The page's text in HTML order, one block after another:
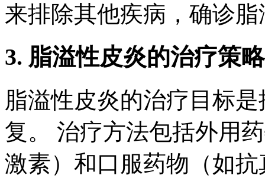
来排除其他疾病，确诊
3. 脂溢性皮炎的治疗策略
脂溢性皮炎的治疗目标
复。 治疗方法包括外用
激素）和口服药物（如